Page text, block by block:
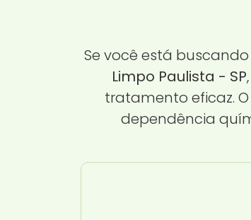
Se você está
Limpo Paulista - SP
tratamento eficaz.
dependência